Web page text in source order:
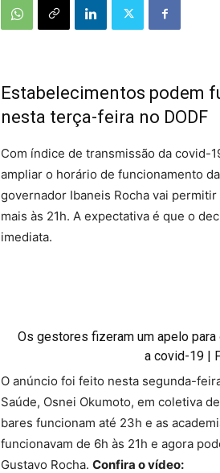
Estabelecimentos podem
nesta terça-feira no DODF
Com índice de transmissão da covid-
ampliar o horário de funcionamento
governador Ibaneis Rocha vai
mais às 21h. A expectativa é que o
imediata.
Os gestores fizeram um apelo
a covid-19 |
O anúncio foi feito nesta segunda-
Saúde, Osnei Okumoto, em coletiva
bares funcionam até 23h e as
funcionavam de 6h às 21h e agora
Gustavo Rocha. Confira o vídeo: